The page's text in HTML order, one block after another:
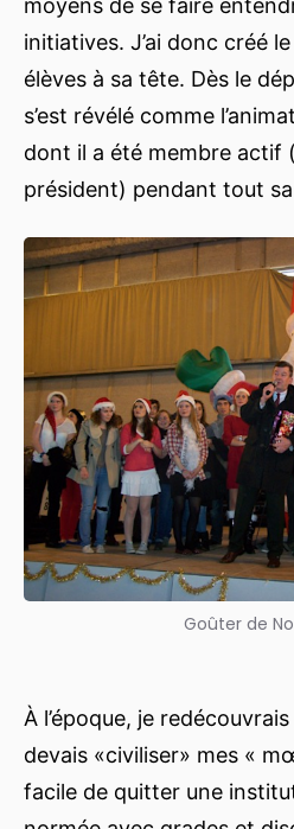
moyens de se faire
initiatives. J’ai donc créé
élèves à sa tête. Dès le
s’est révélé comme
dont il a été membre actif
président) pendant tout
Goûter de
À l’époque, je
devais «civiliser» mes «
facile de quitter une